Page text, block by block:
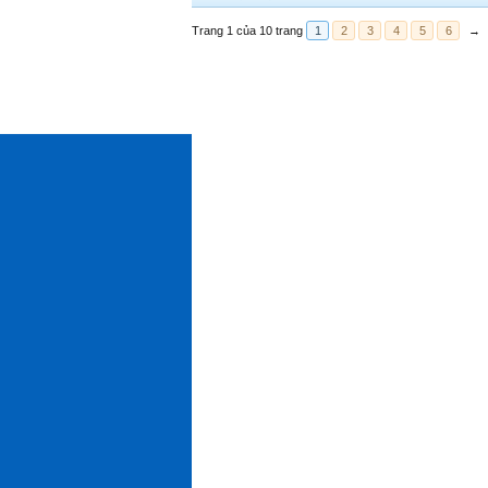
Trang 1 của 10 trang 1 2 3 4 5 6 →